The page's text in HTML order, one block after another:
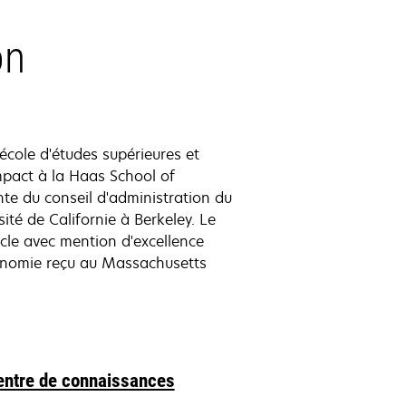
d'études supérieures et
à la Haas School of
du conseil d'administration du
de Californie à Berkeley. Le
avec mention d'excellence
reçu au Massachusetts
de connaissances